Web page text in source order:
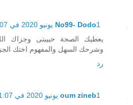
No99- Dodo1 يونيو 2020 في 1:07 ص
يعطيك الصحة حبيبتى وجزاك
وشرحك السهل والمفهوم اختك
رد
oum zineb1 يونيو 2020 في 1:07 ص